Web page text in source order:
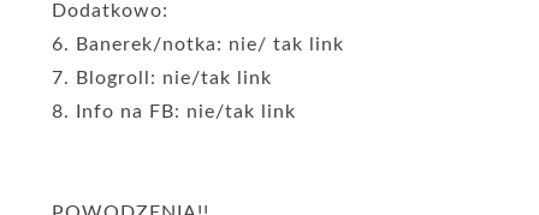
Dodatkowo:
6. Banerek/notka: nie/ tak link
7. Blogroll: nie/tak link
8. Info na FB: nie/tak link